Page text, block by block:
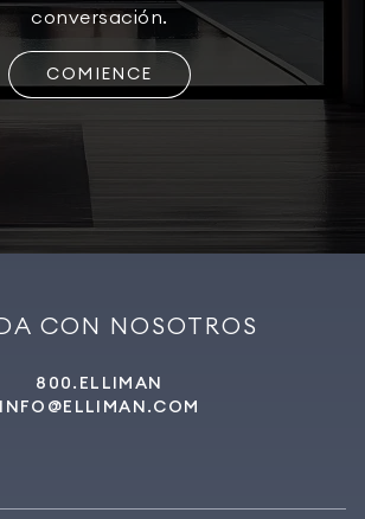
conversación.
COMIENCE
CON NOSOTROS
800.ELLIMAN
INFO@ELLIMAN.COM